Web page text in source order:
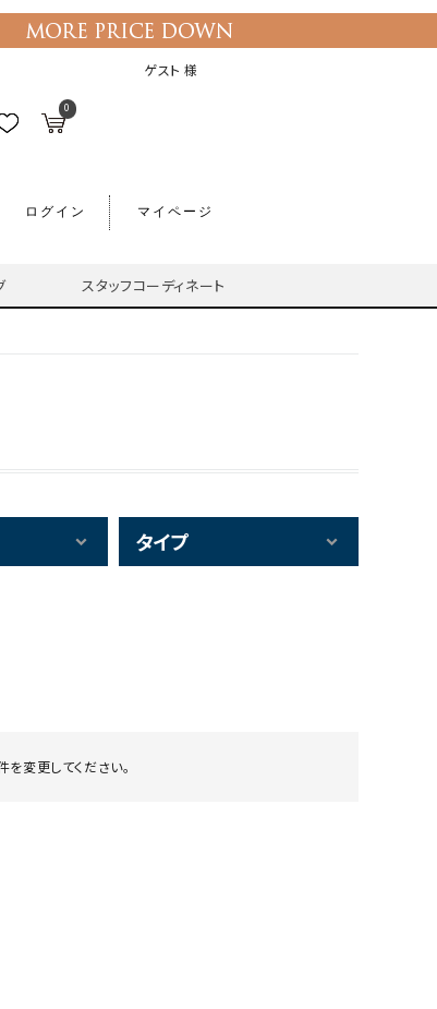
ゲスト 様
0
ログイン マイページ
スタッフコーディネート
タイプ
変更してください。